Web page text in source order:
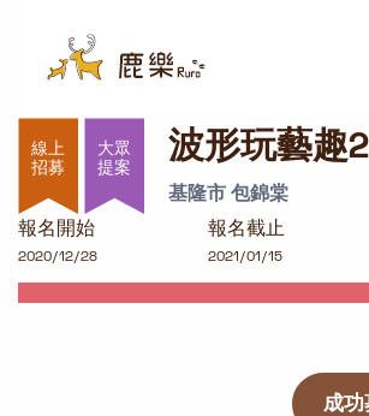
波形玩藝趣2
大眾
提案
波形玩藝趣2
基隆市 包錦棠
報名開始
2020/12/28
報名截止
2021/01/15
成功